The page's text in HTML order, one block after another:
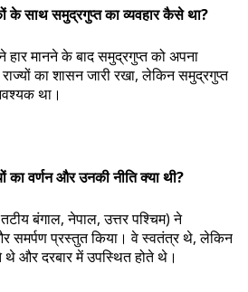
के साथ समुद्रगुप्त का व्यवहार कैसे था?
हार मानने के बाद समुद्रगुप्त को अपना
का शासन जारी रखा, लेकिन समुद्रगुप्त
था।
का वर्णन और उनकी नीति क्या थी?
बंगाल, नेपाल, उत्तर पश्चिम) ने
समर्पण प्रस्तुत किया। वे स्वतंत्र थे, लेकिन
थे और दरबार में उपस्थित होते थे।